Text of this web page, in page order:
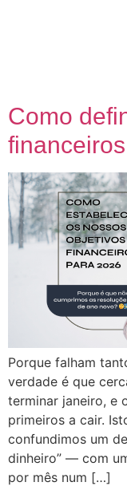
Como
Porque falham
verdade é que
terminar janeiro, e
primeiros a cair.
confundimos um
dinheiro” — com
por mês num […]